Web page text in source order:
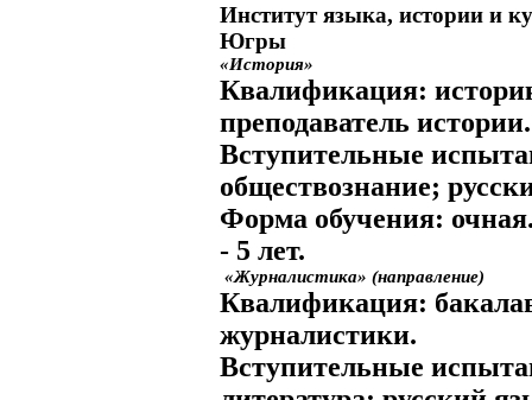
Институт языка, истории и
Югры
«История»
Квалификация:
преподаватель истории.
Вступительные
обществознание;
Форма обучения:
- 5 лет.
«Журналистика» (направление)
Квалификация:
журналистики.
Вступительные